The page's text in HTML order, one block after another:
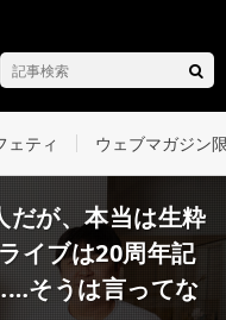
ェティ ウェブマガジン
だが、本当は生粋
イブは20周年記
うは言ってな